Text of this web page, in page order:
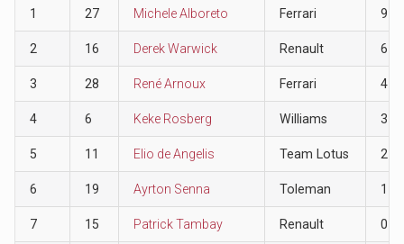
1 27 Michele Alboreto Ferrari 9
2 16 Derek Warwick Renault 6
3 28 René Arnoux Ferrari 4
4 6 Keke Rosberg Williams 3
5 11 Elio de Angelis Team Lotus 2
6 19 Ayrton Senna Toleman 1
7 15 Patrick Tambay Renault 0